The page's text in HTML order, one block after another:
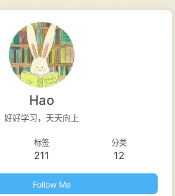
为移动端跨平台开发框架，将已有小程序
成到现有 App，或直接采用小程序语法进
成独立原生 App。 Dimina 发音为
的缩写，旨在打造灵活、轻量
。 GitHub Gitee 官网 文档 技术特性 资源
减少网络请求 逻辑视图分离: 独立 JS 引擎
JavaScriptCore + WKWebView
Hao
好好学习，天天向上
标签
211
分类
12
Follow Me